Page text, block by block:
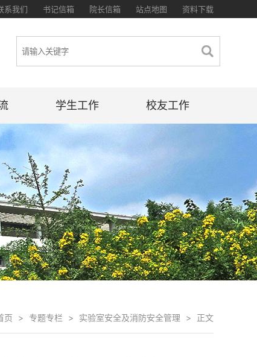
资料下载
站点地图
院长信箱
书记信箱
系我们
学生工作 校友工作
页 > 专题专栏 > 实验室安全及消防安全管理 > 正文